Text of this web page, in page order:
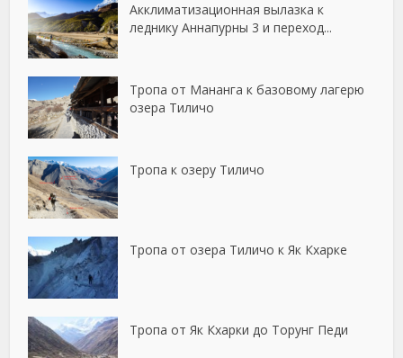
Акклиматизационная вылазка к
леднику Аннапурны 3 и переход...
Тропа от Мананга к базовому лагерю
озера Тиличо
Тропа к озеру Тиличо
Тропа от озера Тиличо к Як Кхарке
Тропа от Як Кхарки до Торунг Педи